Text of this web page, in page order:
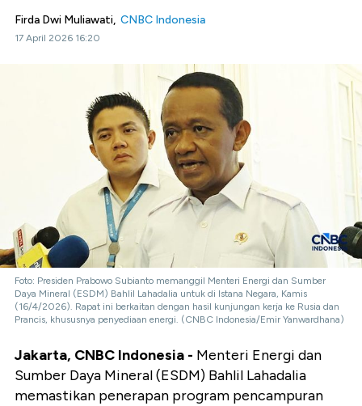
Firda Dwi Muliawati, CNBC Indonesia
17 April 2026 16:20
Foto: Presiden Prabowo Subianto memanggil Menteri Energi dan Sumber
Daya Mineral (ESDM) Bahlil Lahadalia untuk di Istana Negara, Kamis
(16/4/2026). Rapat ini berkaitan dengan hasil kunjungan kerja ke Rusia dan
Prancis, khususnya penyediaan energi. (CNBC Indonesia/Emir Yanwardhana)
Jakarta, CNBC Indonesia - Menteri Energi dan
Sumber Daya Mineral (ESDM) Bahlil Lahadalia
memastikan penerapan program pencampuran